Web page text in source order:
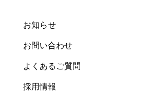
お知らせ
お問い合わせ
よくあるご質問
採用情報